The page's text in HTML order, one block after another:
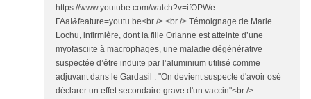
https://www.youtube.com/watch?v=ifOPWe-
FAaI&feature=youtu.be<br /> <br /> Témoignage de Marie
Lochu, infirmière, dont la fille Orianne est atteinte d’une
myofasciite à macrophages, une maladie dégénérative
suspectée d’être induite par l’aluminium utilisé comme
adjuvant dans le Gardasil : "On devient suspecte d'avoir osé
déclarer un effet secondaire grave d'un vaccin"<br />